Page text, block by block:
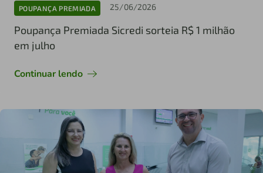
POUPANÇA PREMIADA 25/06/2026
Poupança Premiada Sicredi sorteia R$ 1 milhão
em julho
Continuar lendo